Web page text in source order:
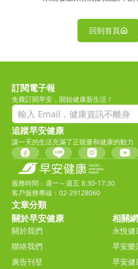
回到首頁
訂閱電子報
免費訂閱早安，開始健康新生活！
追蹤早安健康
讓一天的生活充滿了正能量和健康的動力
服務時間：週一～週五 8:30-17:30
客戶服務專線：02-29128060
文章分類
關於早安健康
關於我們
聯絡我們
廣告刊登
相關
永悅健
早安樂
早安健